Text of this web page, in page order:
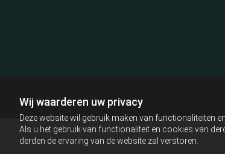
Wij waarderen uw privacy
Deze website wil gebruik maken van functionaliteiten
Als u het gebruik van functionaliteit en cookies van
derden de ervaring van de website zal verstoren.